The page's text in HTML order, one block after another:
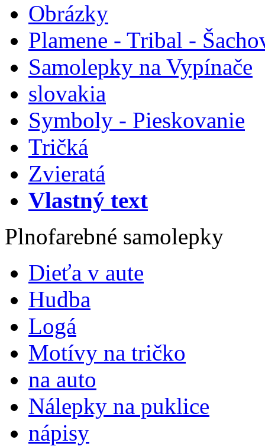
Obrázky
Plamene - Tribal -
Samolepky na Vypínače
slovakia
Symboly - Pieskovanie
Tričká
Zvieratá
Vlastný text
Plnofarebné samolepky
Dieťa v aute
Hudba
Logá
Motívy na tričko
na auto
Nálepky na puklice
nápisy